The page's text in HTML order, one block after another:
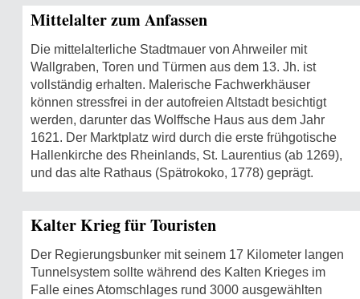
Mittelalter zum Anfassen
Die mittelalterliche Stadtmauer von Ahrweiler mit
Wallgraben, Toren und Türmen aus dem 13. Jh. ist
vollständig erhalten. Malerische Fachwerkhäuser
können stressfrei in der autofreien Altstadt besichtigt
werden, darunter das Wolffsche Haus aus dem Jahr
1621. Der Marktplatz wird durch die erste frühgotische
Hallenkirche des Rheinlands, St. Laurentius (ab 1269),
und das alte Rathaus (Spätrokoko, 1778) geprägt.
Kalter Krieg für Touristen
Der Regierungsbunker mit seinem 17 Kilometer langen
Tunnelsystem sollte während des Kalten Krieges im
Falle eines Atomschlages rund 3000 ausgewählten